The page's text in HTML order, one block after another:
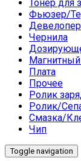
Тонер для
Фьюзер/
Девелопер
Чернила
Плата
Прочее
Ролик
Ролик/
Смазка/
Чип
Toggle navigation